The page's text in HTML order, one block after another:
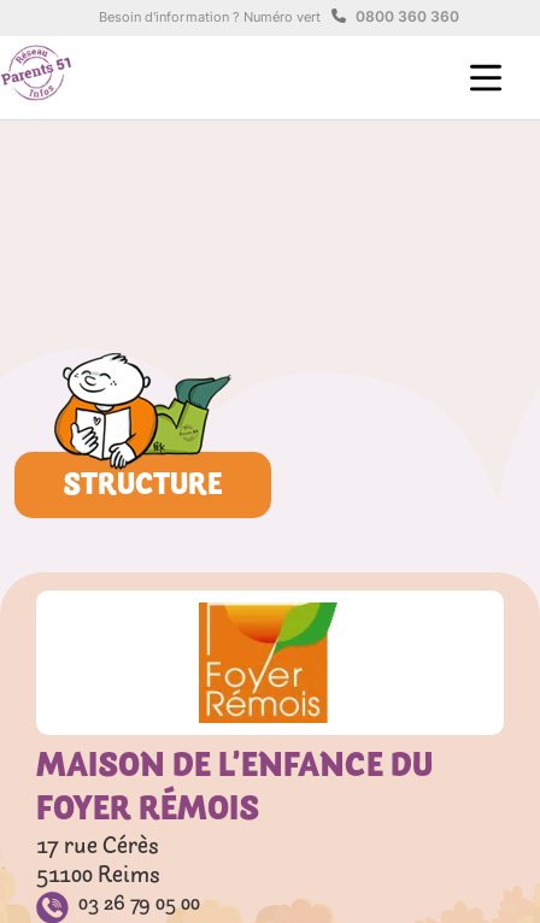
Aller au contenu principal
Besoin d'information ? Numéro vert 0800 360 360
STRUCTURE
MAISON DE L’ENFANCE DU
FOYER RÉMOIS
17 rue Cérès
51100Reims
03 26 79 05 00
Panneau de gestion des cookies